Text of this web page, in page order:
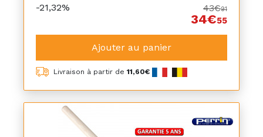
-21,32% 43€91
34€55
Ajouter au panier
Livraison à partir de 11,60€